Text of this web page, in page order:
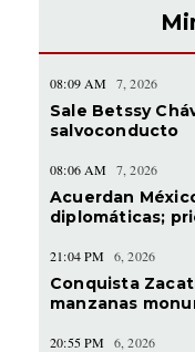
08:09 AM 7, 2026
Sale Betssy
salvoconducto
08:06 AM 7, 2026
Acuerdan
diplomáticas;
21:04 PM 6, 2026
Conquista
manzanas
20:55 PM 6, 2026